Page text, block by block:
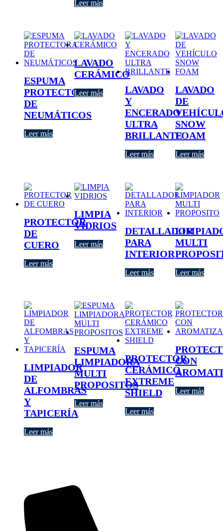
Leer más
ESPUMA
PROTECTORA
DE
NEUMÁTICOS
Leer más
LAVADO
CERÁMICO
Leer más
LAVADO
Y
ENCERADO
ULTRA
BRILLANTE
Leer más
LAVADO
DE
SNOW
FOAM
Leer más
PROTECTOR
DE
CUERO
Leer más
LIMPIA
VIDRIOS
Leer más
DETALLADOR
PARA
INTERIOR
Leer más
MULTI
Leer más
LIMPIADOR
DE
ALFOMBRAS
Y
TAPICERÍA
Leer más
ESPUMA
LIMPIADORA
MULTI
PROPOSITOS
Leer más
PROTECTOR
CERÁMICO
EXTREME
SHIELD
Leer más
CON
Leer más